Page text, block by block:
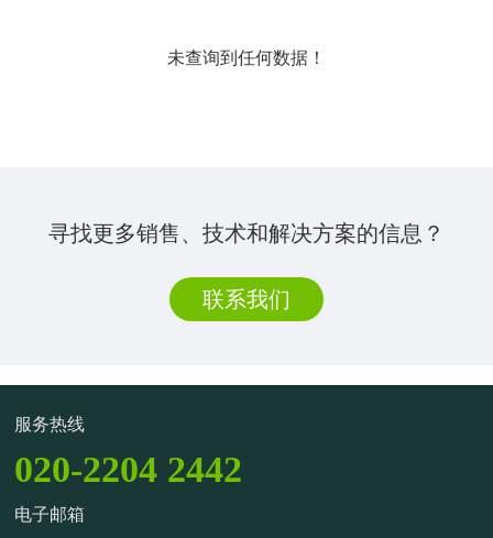
未查询到任何数据！
寻找更多销售、技术和解决方案的信息？
联系我们
服务热线
020-2204 2442
电子邮箱